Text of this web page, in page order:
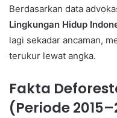
Berdasarkan data
Lingkungan Hidup
lagi sekadar ancaman,
terukur lewat angka.
Fakta
(Periode